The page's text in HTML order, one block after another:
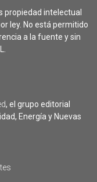
propiedad intelectual
ley. No está permitido
a la fuente y sin
, el grupo editorial
Energía y Nuevas